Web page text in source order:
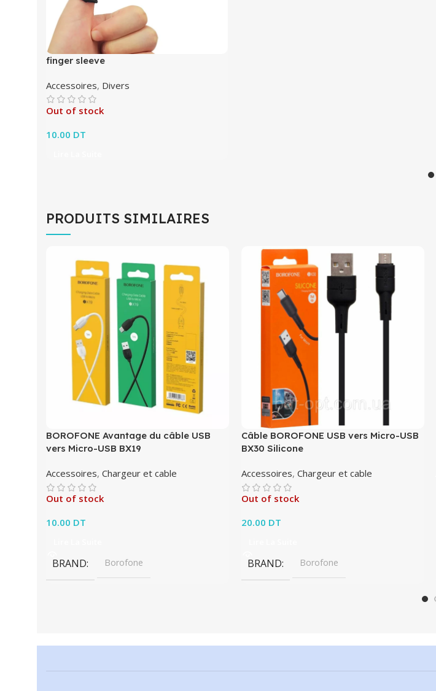
finger sleeve
Accessoires, Divers
Out of stock
10.00 DT
PRODUITS SIMILAIRES
BOROFONE Avantage du câble USB
vers Micro-USB BX19
Accessoires, Chargeur et cable
Out of stock
10.00 DT
BRAND Borofone
Câble BOROFONE USB vers Micro-USB
BX30 Silicone
Accessoires,Chargeur et cable
Out of stock
20.00 DT
BRAND Borofone